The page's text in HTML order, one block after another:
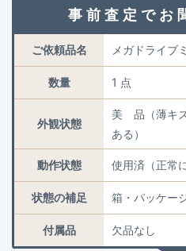
事前査定でお
ご依頼品名 メガドライブ
数量 1 点
外観状態
美 品（薄キ
ある）
動作状態 使用済（正常
状態の補足 箱・パッケー
付属品 欠品なし